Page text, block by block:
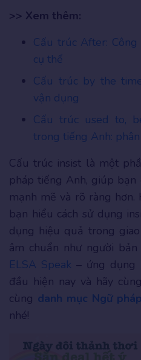
>> Xem thêm:
Cấu trúc After:
cụ thể
Cấu trúc by the
vận dụng
Cấu trúc used to,
trong tiếng Anh:
Cấu trúc insist là một
pháp tiếng Anh, giúp
mạnh mẽ và rõ ràng
bạn hiểu cách sử dụng
dụng hiệu quả trong
âm chuẩn như người
ELSA Speak – ứng dụng
đầu hiện nay và hãy
cùng danh mục Ngữ pháp
nhé!